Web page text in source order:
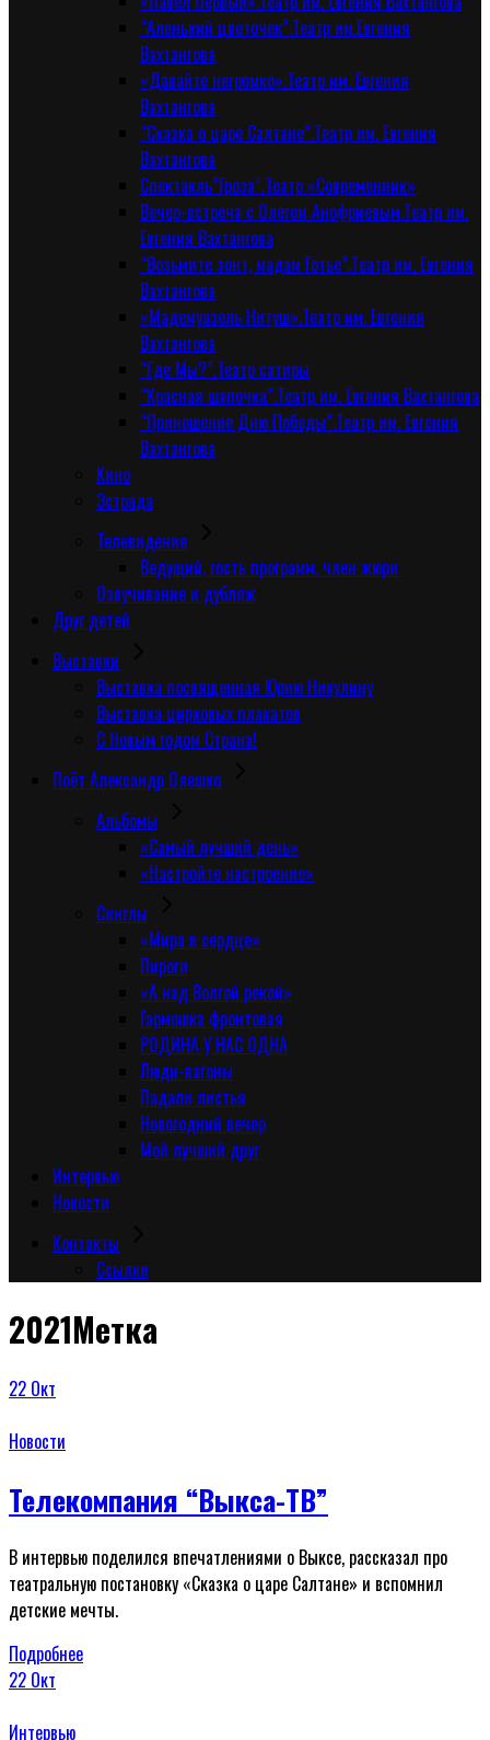
“Аленький цветочек”.Театр им.Евгения
Вахтангова
«Давайте негромко».Театр им. Евгения
Вахтангова
“Сказка о царе Салтане”.Театр им. Евгения
Вахтангова
Спектакль”Гроза”.Театр «Современник»
Вечер-встреча с Олегом Анофриевым.Театр им.
Евгения Вахтангова
“Возьмите зонт, мадам Готье”.Театр им. Евгения
Вахтангова
«Мадемуазель Нитуш».Театр им. Евгения
Вахтангова
“Где Мы?”.Театр сатиры
“Красная шапочка”.Театр им. Евгения Вахтангова
“Приношение Дню Победы”.Театр им. Евгения
Вахтангова
Кино
Эстрада
Телевидение
Ведущий, гость программ, член жюри
Озвучивание и дубляж
Друг детей
Выставки
Выставка посвященная Юрию Никулину
Выставка цирковых плакатов
С Новым годом Страна!
Поёт Александр Олешко
Альбомы
«Самый лучший день»
«Настройте настроение»
Синглы
«Мира в сердце»
Пироги
«А над Волгой рекой»
Гармошка фронтовая
РОДИНА У НАС ОДНА
Люди-вагоны
Падали листья
Новогодний вечер
Мой лучший друг
Интервью
Новости
Контакты
Сcылки
2021Метка
22 Окт
Новости
Телекомпания “Выкса-ТВ”
В интервью поделился впечатлениями о Выксе, рассказал про
театральную постановку «Сказка о царе Салтане» и вспомнил
детские мечты.
Подробнее
22 Окт
Интервью